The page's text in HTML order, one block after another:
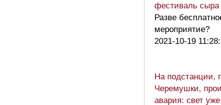
фестиваль
Разве
мероприятие?
2021-10-19
На подстанции,
Черемушки,
авария: свет